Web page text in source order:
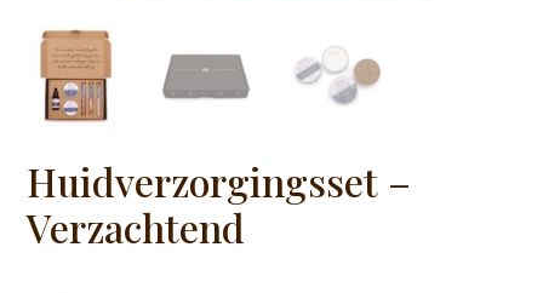
Huidverzorgingsset –
Verzachtend